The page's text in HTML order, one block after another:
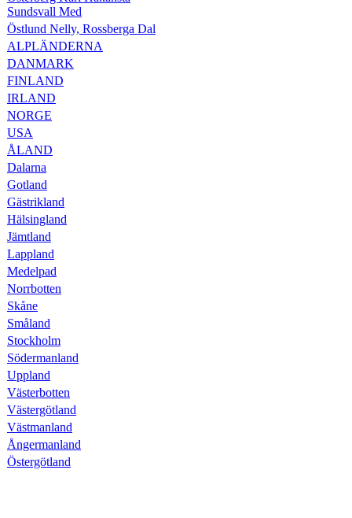
Sundsvall Med
Östlund Nelly, Rossberga Dal
ALPLÄNDERNA
DANMARK
FINLAND
IRLAND
NORGE
USA
ÅLAND
Dalarna
Gotland
Gästrikland
Hälsingland
Jämtland
Lappland
Medelpad
Norrbotten
Skåne
Småland
Stockholm
Södermanland
Uppland
Västerbotten
Västergötland
Västmanland
Ångermanland
Östergötland